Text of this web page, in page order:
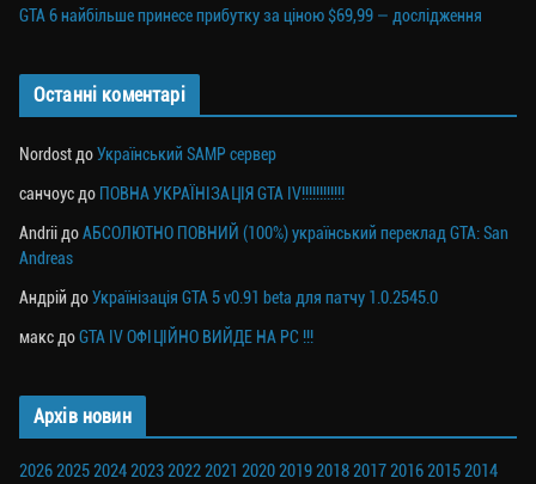
GTA 6 найбільше принесе прибутку за ціною $69,99 — дослідження
Останні коментарі
Nordost доУкраїнський SAMP сервер
санчоус до ПОВНА УКРАЇНІЗАЦІЯ GTA IV!!!!!!!!!!!!
Andrii доАБСОЛЮТНО ПОВНИЙ (100%) український переклад GTA: San
Andreas
Андрій доУкраїнізація GTA 5 v0.91 beta для патчу 1.0.2545.0
макс доGTA IV ОФІЦІЙНО ВИЙДЕ НА PC !!!
Архів новин
202620252024202320222021 2020201920182017201620152014